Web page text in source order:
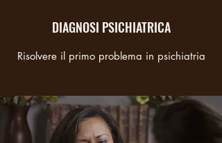
DIAGNOSI PSICHIATRICA
Risolvere il primo problema in psichiatria